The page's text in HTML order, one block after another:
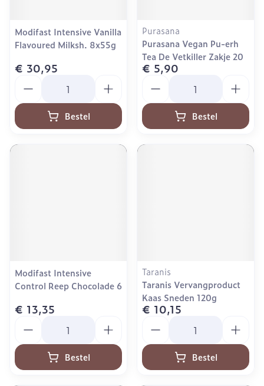
Modifast Intensive Vanilla
Flavoured Milksh. 8x55g
€ 30,95
Bestel
Purasana
Purasana Vegan Pu-erh
Tea De Vetkiller Zakje 20
€ 5,90
Bestel
Modifast Intensive
Control Reep Chocolade 6
€ 13,35
Bestel
Taranis
Taranis Vervangproduct
Kaas Sneden 120g
€ 10,15
Bestel